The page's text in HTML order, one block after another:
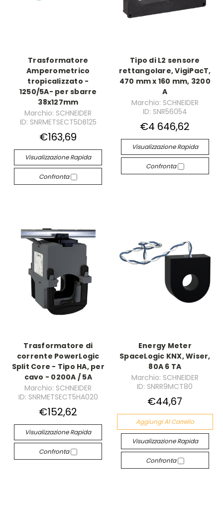
Trasformatore
Amperometrico
tropicalizzato -
1250/5A- per sbarre
38x127mm
Marchio: SCHNEIDER
ID: SNRMETSECT5DB125
€163,69
Visualizzazione Rapida
Confronta
Tipo di L2 sensore
rettangolare, VigiPacT,
470 mm x 160 mm, 3200
A
Marchio: SCHNEIDER
ID: SNR56054
€4 646,62
Visualizzazione Rapida
Confronta
Trasformatore di
corrente PowerLogic
Split Core - Tipo HA, per
cavo - 0200A / 5A
Marchio: SCHNEIDER
ID: SNRMETSECT5HA020
€152,62
Visualizzazione Rapida
Confronta
Energy Meter
SpaceLogic KNX, Wiser,
80A 6 TA
Marchio: SCHNEIDER
ID: SNRR9MCT80
€44,67
Aggiungi Al Carrello
Visualizzazione Rapida
Confronta